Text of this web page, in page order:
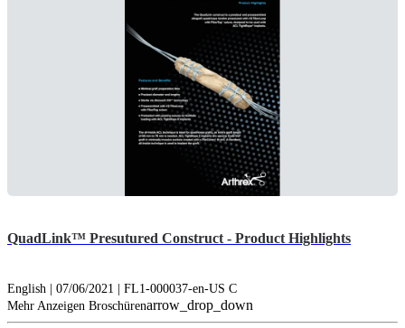
QuadLink™ Presutured Construct - Product Highlights
English | 07/06/2021 | FL1-000037-en-US C
Mehr Anzeigen Broschürenarrow_drop_down